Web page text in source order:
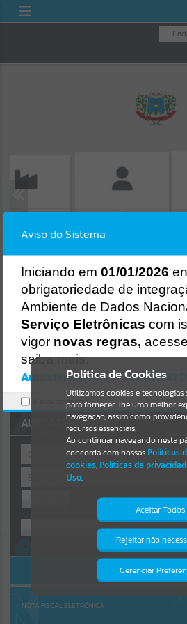
ALVARÁ
PAGAMENTO
Resultados para""
Portais
Por favor,
NOTÍCIAS
Por favor,
Por favor,
AUTOATENDIMENTO
OU
Cadastre-se|Recuperar
ACESSAR SEM
NOTA FISCAL ELETRÔNICA
Política de Cookies
Utilizamos cookies e tecnologias
para fornecer-lhe uma melhor
navegação, assim como
recursos essenciais.
Ao continuar navegando nesta
concorda com nossas Políticas
cookies, Políticas de
Uso.
Aceitar Todos
Rejeitar não
Gerenciar
Isto significa que diversos
providenciados poderão não
Aviso do Sistema
Iniciando em 01/01/2026
obrigatoriedade de
Ambiente de Dados
Serviço Eletrônicas com
vigor novas regras,
saiba mais.
Autoatendimento - MUNICIPIO
Marcar como lido.
Erro
Gerenciamento do Sistema
Ocorreu um erro de script:
Uncaught SyntaxError: Unexpected token
https://guaraciaba.atende.net/cidadao/
41fea.js?v=83d4f602:47
Verificar Mais Detalhes